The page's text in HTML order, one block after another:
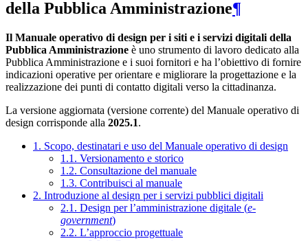
della Pubblica Amministrazione¶
Il Manuale operativo di design per i siti e i servizi digitali della
Pubblica Amministrazione è uno strumento di lavoro dedicato alla
Pubblica Amministrazione e i suoi fornitori e ha l’obiettivo di fornire
indicazioni operative per orientare e migliorare la progettazione e la
realizzazione dei punti di contatto digitali verso la cittadinanza.
La versione aggiornata (versione corrente) del Manuale operativo di
design corrisponde alla 2025.1.
1. Scopo, destinatari e uso del Manuale operativo di design
1.1. Versionamento e storico
1.2. Consultazione del manuale
1.3. Contribuisci al manuale
2. Introduzione al design per i servizi pubblici digitali
2.1. Design per l’amministrazione digitale (e-
government)
2.2. L’approccio progettuale